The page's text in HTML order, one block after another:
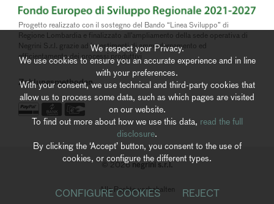
Progetto realizzato con il sostegno del Bando “Linea Sviluppo” di
Regione Lombardia e finalizzato all’ampliamento della sede operativa di
Negrini S.r.l. grazie ad investimenti di ammodernamento ed
efficientamento dei processi produttivi
Zahlungsmethoden
© 2026 negrini s.r.l.
Alle Rechte vorbehalten
We respect your Privacy.
We use cookies to ensure you an accurate experience and in line
with your preferences.
With your consent, we use technical and third-party cookies that
allow us to process some data, such as which pages are visited
on our website.
To find out more about how we use this data, read the full
disclosure.
By clicking the ‘Accept’ button, you consent to the use of
cookies, or configure the different types.
CONFIGURE COOKIES REJECT